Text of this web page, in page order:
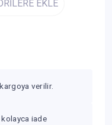
EKLE
verilir.
iade